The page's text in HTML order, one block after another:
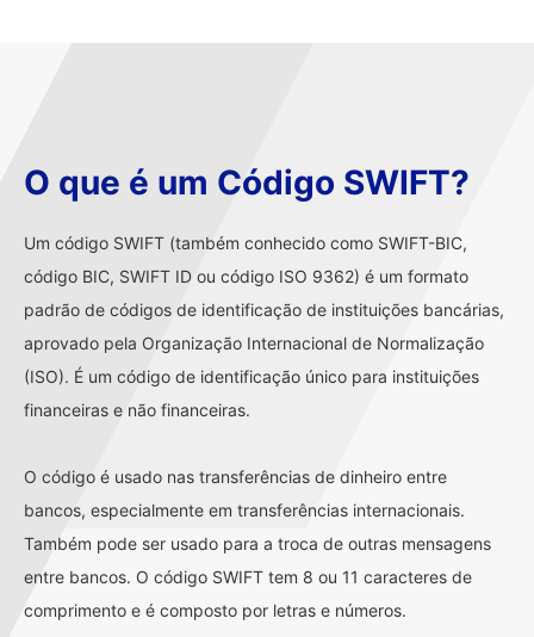
O que é um Código SWIFT?
Um código SWIFT (também conhecido como SWIFT-BIC,
código BIC, SWIFT ID ou código ISO 9362) é um formato
padrão de códigos de identificação de instituições bancárias,
aprovado pela Organização Internacional de Normalização
(ISO). É um código de identificação único para instituições
financeiras e não financeiras.
O código é usado nas transferências de dinheiro entre
bancos, especialmente em transferências internacionais.
Também pode ser usado para a troca de outras mensagens
entre bancos. O código SWIFT tem 8 ou 11 caracteres de
comprimento e é composto por letras e números.